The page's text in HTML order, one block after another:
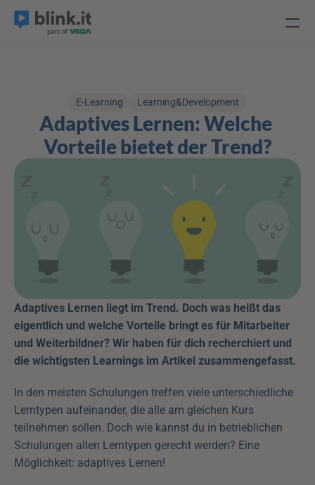
E-Learning Learning&Development
Adaptives Lernen: Welche
Vorteile bietet der Trend?
Adaptives Lernen liegt im Trend. Doch was heißt das
eigentlich und welche Vorteile bringt es für Mitarbeiter
und Weiterbildner? Wir haben für dich recherchiert und
die wichtigsten Learnings im Artikel zusammengefasst.
In den meisten Schulungen treffen viele unterschiedliche
Lerntypen aufeinander, die alle am gleichen Kurs
teilnehmen sollen. Doch wie kannst du in betrieblichen
Schulungen allen Lerntypen gerecht werden? Eine
Möglichkeit: adaptives Lernen!